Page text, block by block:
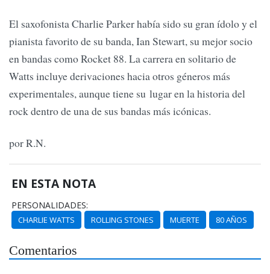
El saxofonista Charlie Parker había sido su gran ídolo y el
pianista favorito de su banda, Ian Stewart, su mejor socio
en bandas como Rocket 88. La carrera en solitario de
Watts incluye derivaciones hacia otros géneros más
experimentales, aunque tiene su lugar en la historia del
rock dentro de una de sus bandas más icónicas.
por R.N.
EN ESTA NOTA
PERSONALIDADES:
CHARLIE WATTS ROLLING STONES MUERTE 80 AÑOS
Comentarios